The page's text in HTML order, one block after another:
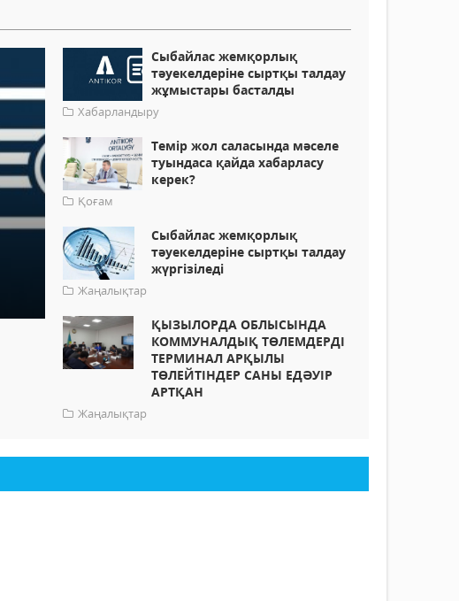
Сыбайлас жемқорлық
тәуекелдеріне сыртқы талдау
жұмыстары басталды
Хабарландыру
Темір жол саласында мәселе
туындаса қайда хабарласу
керек?
Қоғам
Сыбайлас жемқорлық
тәуекелдеріне сыртқы талдау
жүргізіледі
Жаңалықтар
ҚЫЗЫЛОРДА ОБЛЫСЫНДА
КОММУНАЛДЫҚ ТӨЛЕМДЕРДІ
ТЕРМИНАЛ АРҚЫЛЫ
ТӨЛЕЙТІНДЕР САНЫ ЕДӘУІР
АРТҚАН
Жаңалықтар